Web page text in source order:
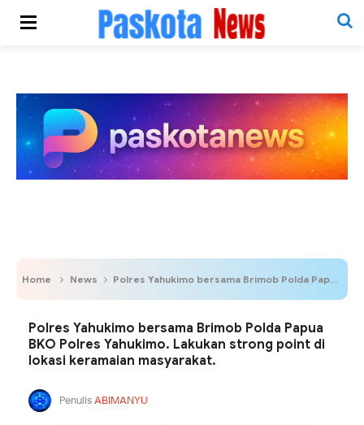
Home News Polres Yahukimo bersama Brimob Polda Papua BKO Polres Yahukimo. Lakukan strong point di lokasi keramaian masyarakat.
Polres Yahukimo bersama Brimob Polda Papua
BKO Polres Yahukimo. Lakukan strong point di
lokasi keramaian masyarakat.
PenulisABIMANYU